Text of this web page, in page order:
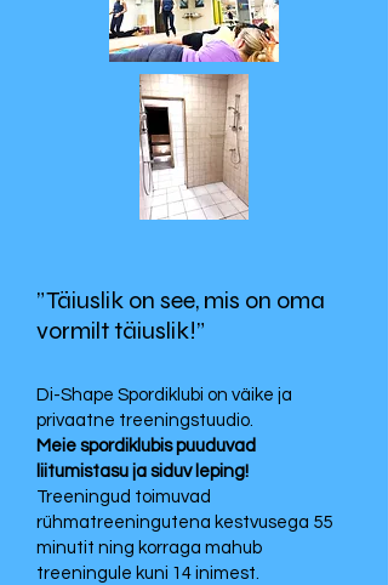
”Täiuslik on see, mis on oma
vormilt täiuslik!”
Di-Shape Spordiklubi on väike ja
privaatne treeningstuudio.
Meie spordiklubis puuduvad
liitumistasu ja siduv leping!
Treeningud toimuvad
rühmatreeningutena kestvusega 55
minutit ning korraga mahub
treeningule kuni 14 inimest.